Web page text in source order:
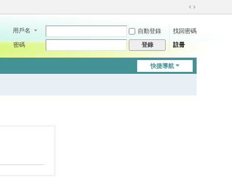
切
到
用戶名 自動登錄
找回密碼
密碼
登錄 註冊
快捷導航